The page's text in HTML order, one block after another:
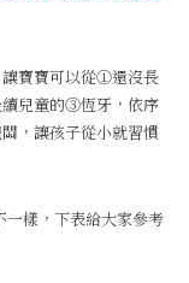
讓寶寶可以從①還沒長
兒童的③恆牙，依序
，讓孩子從小就習慣
樣，下表給大家參考